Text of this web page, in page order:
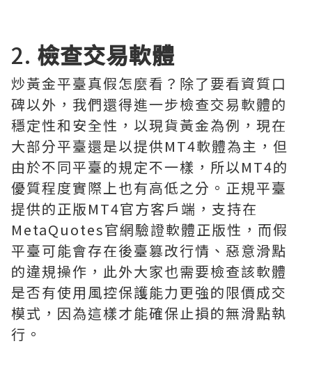
2. 檢查交易軟體
炒黃金平臺真假怎麼看？除了要看資質口
碑以外，我們還得進一步檢查交易軟體的
穩定性和安全性，以現貨黃金為例，現在
大部分平臺還是以提供MT4軟體為主，但
由於不同平臺的規定不一樣，所以MT4的
優質程度實際上也有高低之分。正規平臺
提供的正版MT4官方客戶端，支持在
MetaQuotes官網驗證軟體正版性，而假
平臺可能會存在後臺篡改行情、惡意滑點
的違規操作，此外大家也需要檢查該軟體
是否有使用風控保護能力更強的限價成交
模式，因為這樣才能確保止損的無滑點執
行。